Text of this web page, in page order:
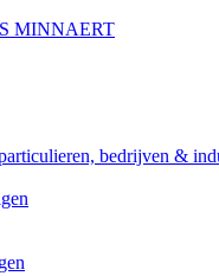
bedrijven &